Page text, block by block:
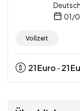
01/
Vollzeit
21Euro - 21